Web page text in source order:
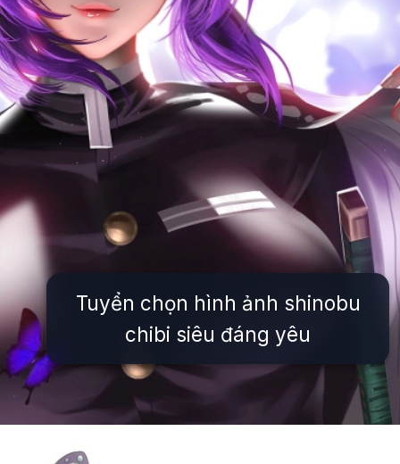
Tuyển chọn hình ảnh shinobu
chibi siêu đáng yêu
Đang mở